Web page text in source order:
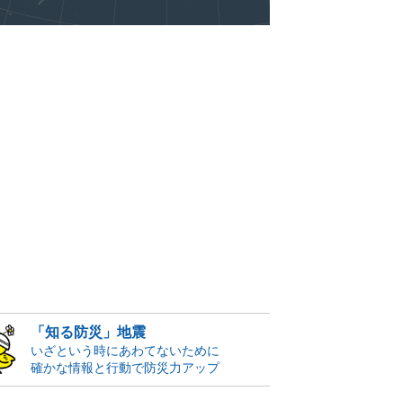
「知る防災」地震
いざという時にあわてないために
確かな情報と行動で防災力アップ